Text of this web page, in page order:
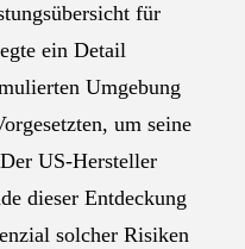
für
ein Detail
Umgebung
um seine
US-Hersteller
dieser Entdeckung
solcher Risiken